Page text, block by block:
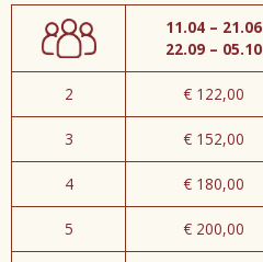
11.04 – 21.06
22.09 – 05.10
2 € 122,00
3 € 152,00
4 € 180,00
5 € 200,00